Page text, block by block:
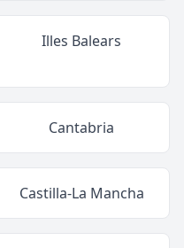
Illes Balears
Cantabria
Castilla-La Mancha